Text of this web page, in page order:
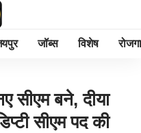
जॉब्स विशेष
सीएम बने, दीया
सीएम पद की